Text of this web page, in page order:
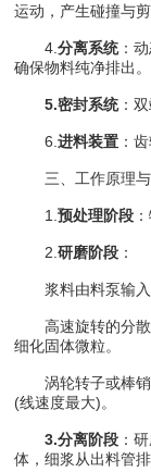
运动，产生碰撞与剪
4.分离系统：
确保物料纯净排出。
5.密封系统：
6.进料装置 ：
三、工作原理与
1.预处理阶段
2.研磨阶段 ：
浆料由料泵输入
高速旋转的分散
细化固体微粒。
涡轮转子或棒销
(线速度最大)。
3.分离阶段 ：
体，细浆从出料管排